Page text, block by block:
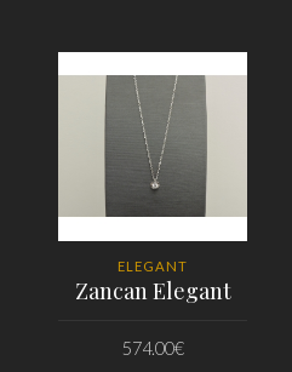
ELEGANT
Zancan Elegant
574.00€